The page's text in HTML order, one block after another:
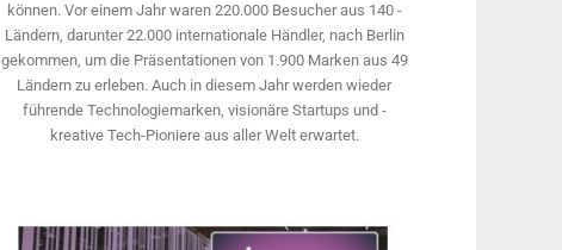
können. Vor einem Jahr ­waren 220.000 Besucher aus 140 ­
Ländern, ­darunter 22.000 internationale Händler, nach Berlin
gekommen, um die Präsen­tationen von 1.900 Marken aus 49
Ländern zu erleben. Auch in diesem Jahr werden wieder
führende Technologiemarken, visionäre Startups und ­
kreative Tech-Pioniere aus aller Welt erwartet.